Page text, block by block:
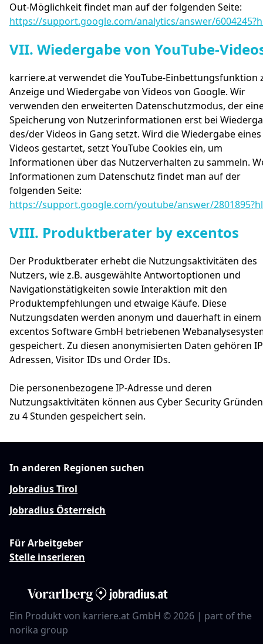
Out-Möglichkeit findet man auf der folgenden Seite:
https://support.google.com/analytics/answer/
VII. Wiedergabe von YouTube-
karriere.at verwendet die YouTube-Einbettungsfunktion
Anzeige und Wiedergabe von Videos von Google. Wir
verwenden den erweiterten Datenschutzmodus, der
Speicherung von Nutzerinformationen erst bei
des/der Videos in Gang setzt. Wird die Wiedergabe eines
Videos gestartet, setzt YouTube Cookies ein, um
Informationen über das Nutzerverhalten zu sammeln.
Informationen zum Datenschutz findet man auf der
folgenden Seite:
https://support.google.com/youtube/answer/
VIII. Produktberater by excentos
Der Produktberater erhebt die Nutzungsaktivitäten des
Nutzers, wie z.B. ausgewählte Antwortoptionen und
Navigationstätigkeiten sowie Interaktion mit den
Produktempfehlungen und etwaige Käufe. Diese
Nutzungsdaten werden anonym und dauerhaft in
excentos Software GmbH betriebenen
gespeichert. Zu diesen anonymisierten Daten gehören
Adressen, Visitor IDs und Order IDs.
Die personenbezogene IP-Adresse und deren
Nutzungsaktivitäten können aus Cyber Security
zu 4 Stunden gespeichert sein.
In anderen Regionen suchen
Jobradius Tirol
Jobradius Österreich
Für Arbeitgeber
Stelle inserieren
Ein Produkt von karriere.at GmbH © 2026 | part of the
norika group